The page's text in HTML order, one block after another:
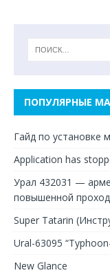
ПОПУЛЯРНЫЕ
Гайд по установке
Application has
Урал 432031 —
повышенной
Super Tatarin
Ural-63095
New Glance